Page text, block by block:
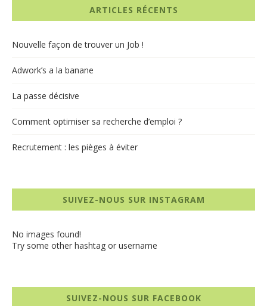
ARTICLES RÉCENTS
Nouvelle façon de trouver un Job !
Adwork’s a la banane
La passe décisive
Comment optimiser sa recherche d’emploi ?
Recrutement : les pièges à éviter
SUIVEZ-NOUS SUR INSTAGRAM
No images found!
Try some other hashtag or username
SUIVEZ-NOUS SUR FACEBOOK